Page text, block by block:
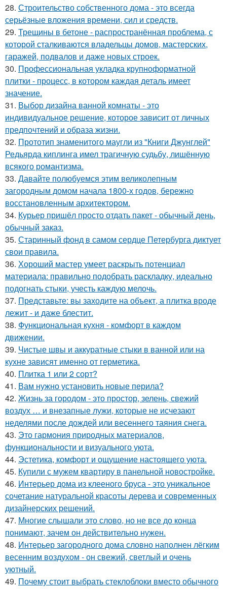
28. Строительство собственного дома - это всегда
серьёзные вложения времени, сил и средств.
29. Трещины в бетоне - распространённая проблема, с
которой сталкиваются владельцы домов, мастерских,
гаражей, подвалов и даже новых строек.
30. Профессиональная укладка крупноформатной
плитки - процесс, в котором каждая деталь имеет
значение.
31. Выбор дизайна ванной комнаты - это
индивидуальное решение, которое зависит от личных
предпочтений и образа жизни.
32. Прототип знаменитого маугли из "Книги Джунглей"
Редьярда киплинга имел трагичную судьбу, лишённую
всякого романтизма.
33. Давайте полюбуемся этим великолепным
загородным домом начала 1800-х годов, бережно
восстановленным архитектором.
34. Курьер пришёл просто отдать пакет - обычный день,
обычный заказ.
35. Старинный фонд в самом сердце Петербурга диктует
свои правила.
36. Хороший мастер умеет раскрыть потенциал
материала: правильно подобрать раскладку, идеально
подогнать стыки, учесть каждую мелочь.
37. Представьте: вы заходите на объект, а плитка вроде
лежит - и даже блестит.
38. Функциональная кухня - комфорт в каждом
движении.
39. Чистые швы и аккуратные стыки в ванной или на
кухне зависят именно от герметика.
40. Плитка 1 или 2 сорт?
41. Вам нужно установить новые перила?
42. Жизнь за городом - это простор, зелень, свежий
воздух … и внезапные лужи, которые не исчезают
неделями после дождей или весеннего таяния снега.
43. Это гармония природных материалов,
функциональности и визуального уюта.
44. Эстетика, комфорт и ощущение настоящего уюта.
45. Купили с мужем квартиру в панельной новостройке.
46. Интерьер дома из клееного бруса - это уникальное
сочетание натуральной красоты дерева и современных
дизайнерских решений.
47. Многие слышали это слово, но не все до конца
понимают, зачем он действительно нужен.
48. Интерьер загородного дома словно наполнен лёгким
весенним воздухом - он свежий, светлый и очень
уютный.
49. Почему стоит выбрать стеклоблоки вместо обычного